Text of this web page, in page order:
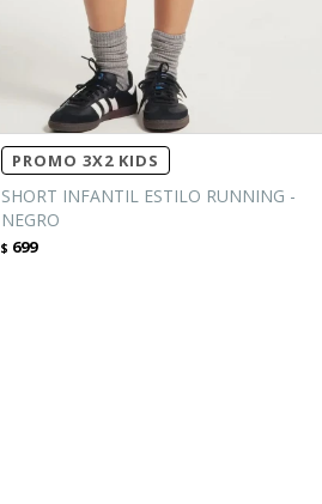
PROMO 3X2 KIDS
SHORT INFANTIL ESTILO RUNNING -
NEGRO
$ 699